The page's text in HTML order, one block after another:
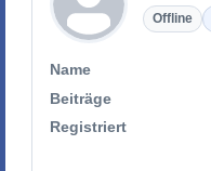
Offline
Name
Beiträge
Registriert